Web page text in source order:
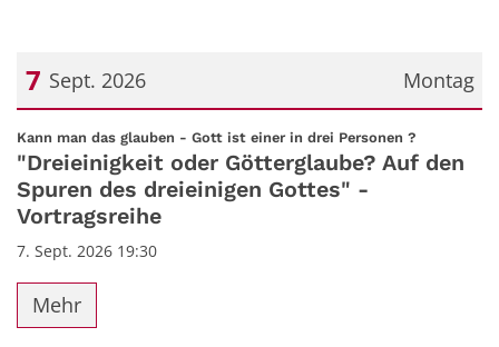
Montag
7 Sept. 2026
Datum: 7. September 2026
Kann man das glauben - Gott ist einer in drei Personen ?
"Dreieinigkeit oder Götterglaube? Auf den
Spuren des dreieinigen Gottes" -
Vortragsreihe
7. Sept. 2026 19:30
Mehr